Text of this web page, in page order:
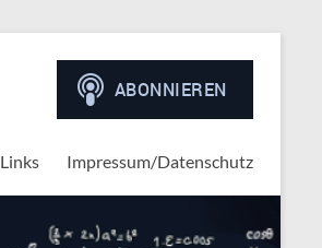
Links Impressum/Datenschutz